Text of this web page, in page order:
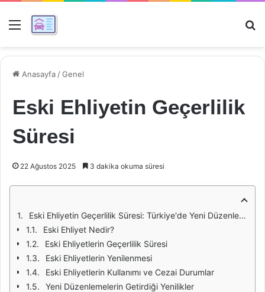
Menü
Anasayfa /Genel
Eski Ehliyetin Geçerlilik
Süresi
22 Ağustos 2025 3 dakika okuma süresi
Eski Ehliyetin Geçerlilik Süresi: Türkiye'de Yeni Düzenlemeler ve Uygulamalar
Eski Ehliyet Nedir?
Eski Ehliyetlerin Geçerlilik Süresi
Eski Ehliyetlerin Yenilenmesi
Eski Ehliyetlerin Kullanımı ve Cezai Durumlar
Yeni Düzenlemelerin Getirdiği Yenilikler